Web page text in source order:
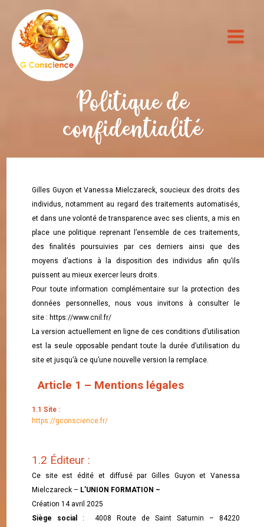
contenu
Politique de
confidentialité
Gilles Guyon et Vanessa Mielczareck, soucieux des droits des
individus, notamment au regard des traitements automatisés,
et dans une volonté de transparence avec ses clients, a mis en
place une politique reprenant l’ensemble de ces traitements,
des finalités poursuivies par ces derniers ainsi que des
moyens d’actions à la disposition des individus afin qu’ils
puissent au mieux exercer leurs droits.
Pour toute information complémentaire sur la protection des
données personnelles, nous vous invitons à consulter le
site : https://www.cnil.fr/
La version actuellement en ligne de ces conditions d’utilisation
est la seule opposable pendant toute la durée d’utilisation du
site et jusqu’à ce qu’une nouvelle version la remplace.
Article 1 – Mentions légales
1.1 Site :
https://gconscience.fr/
1.2 Éditeur :
Ce site est édité et diffusé par Gilles Guyon et Vanessa
Mielczareck – L’UNION FORMATION –
Création 14 avril 2025
Siège social
: 4008 Route de Saint Saturnin – 84220